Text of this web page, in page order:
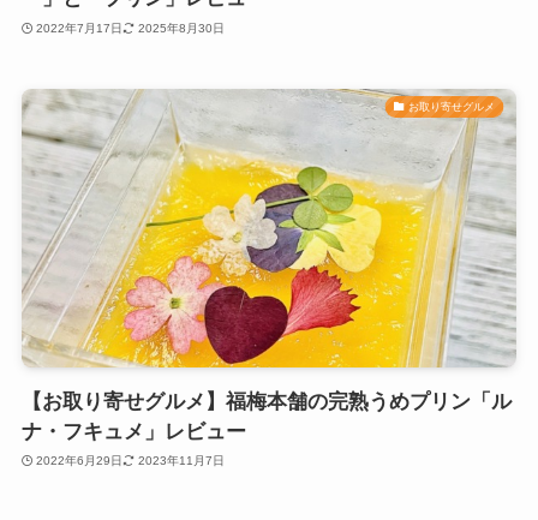
2022年7月17日 2025年8月30日
お取り寄せグルメ
【お取り寄せグルメ】福梅本舗の完熟うめプリン「ル
ナ・フキュメ」レビュー
2022年6月29日 2023年11月7日